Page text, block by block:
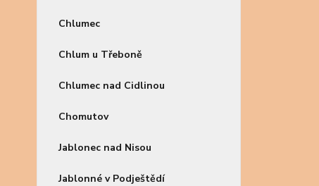
Chlumec
Chlum u Třeboně
Chlumec nad Cidlinou
Chomutov
Jablonec nad Nisou
Jablonné v Podještědí